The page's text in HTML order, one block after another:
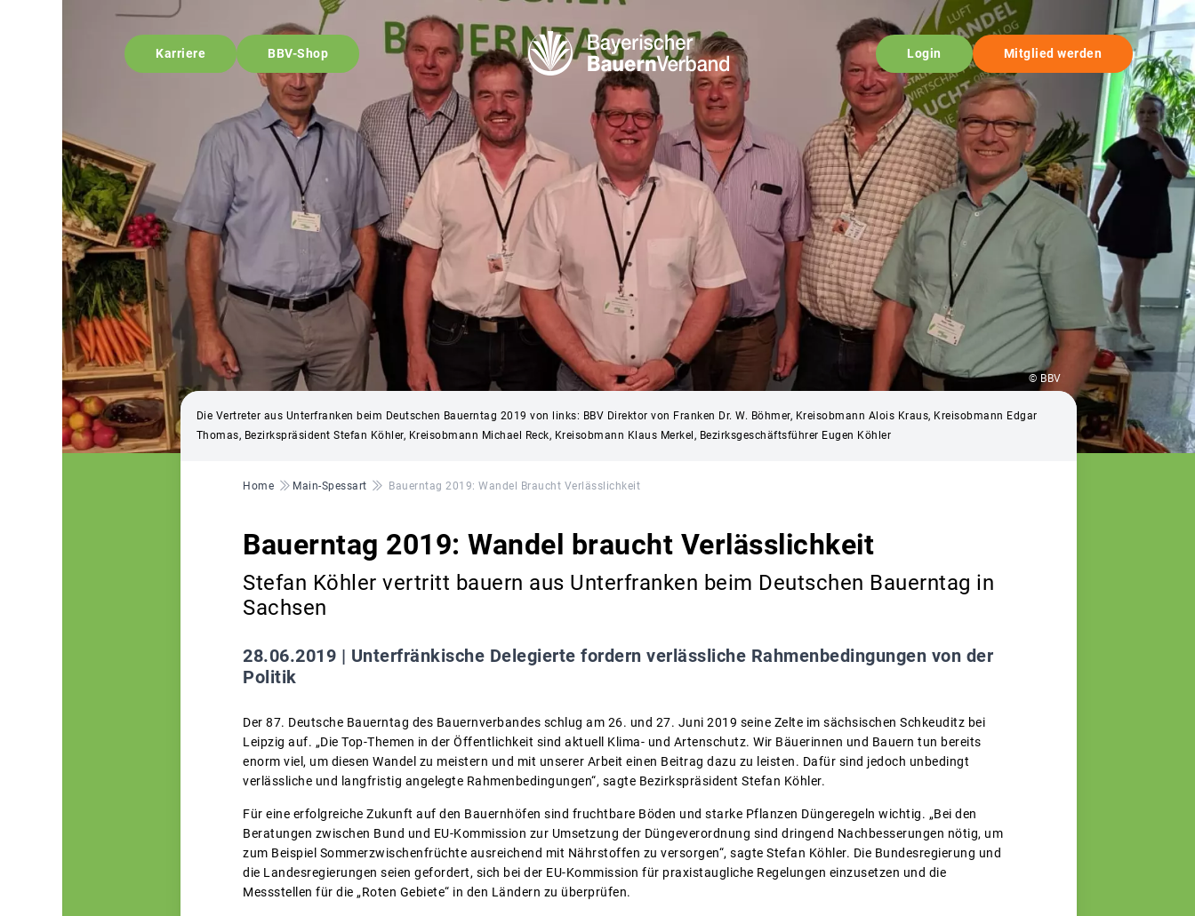
Karriere BBV-Shop Login Mitglied werden
© BBV
Die Vertreter aus Unterfranken beim Deutschen Bauerntag 2019 von links: BBV Direktor von Franken Dr. W. Böhmer, Kreisobmann Alois Kraus, Kreisobmann Edgar
Thomas, Bezirkspräsident Stefan Köhler, Kreisobmann Michael Reck, Kreisobmann Klaus Merkel, Bezirksgeschäftsführer Eugen Köhler
Pfadnavigation
Home Main-Spessart Bauerntag 2019: Wandel Braucht Verlässlichkeit
Bauerntag 2019: Wandel braucht Verlässlichkeit
Stefan Köhler vertritt bauern aus Unterfranken beim Deutschen Bauerntag in
Sachsen
28.06.2019 | Unterfränkische Delegierte fordern verlässliche Rahmenbedingungen von der
Politik
Der 87. Deutsche Bauerntag des Bauernverbandes schlug am 26. und 27. Juni 2019 seine Zelte im sächsischen Schkeuditz bei
Leipzig auf. „Die Top-Themen in der Öffentlichkeit sind aktuell Klima- und Artenschutz. Wir Bäuerinnen und Bauern tun bereits
enorm viel, um diesen Wandel zu meistern und mit unserer Arbeit einen Beitrag dazu zu leisten. Dafür sind jedoch unbedingt
verlässliche und langfristig angelegte Rahmenbedingungen“, sagte Bezirkspräsident Stefan Köhler.
Für eine erfolgreiche Zukunft auf den Bauernhöfen sind fruchtbare Böden und starke Pflanzen Düngeregeln wichtig. „Bei den
Beratungen zwischen Bund und EU-Kommission zur Umsetzung der Düngeverordnung sind dringend Nachbesserungen nötig, um
zum Beispiel Sommerzwischenfrüchte ausreichend mit Nährstoffen zu versorgen“, sagte Stefan Köhler. Die Bundesregierung und
die Landesregierungen seien gefordert, sich bei der EU-Kommission für praxistaugliche Regelungen einzusetzen und die
Messstellen für die „Roten Gebiete“ in den Ländern zu überprüfen.